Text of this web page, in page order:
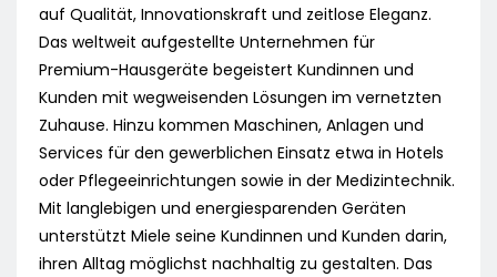
auf Qualität, Innovationskraft und zeitlose Eleganz.
Das weltweit aufgestellte Unternehmen für
Premium-Hausgeräte begeistert Kundinnen und
Kunden mit wegweisenden Lösungen im vernetzten
Zuhause. Hinzu kommen Maschinen, Anlagen und
Services für den gewerblichen Einsatz etwa in Hotels
oder Pflegeeinrichtungen sowie in der Medizintechnik.
Mit langlebigen und energiesparenden Geräten
unterstützt Miele seine Kundinnen und Kunden darin,
ihren Alltag möglichst nachhaltig zu gestalten. Das